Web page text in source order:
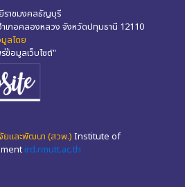
ราชมงคลธัญบุรี
เภอคลองหลวง จังหวัดปทุมธานี 12110
ลโดย
ข้อมูลเว็บไซต์"
ยและพัฒนา (สวพ.) Institute of
ird.rmutt.ac.th